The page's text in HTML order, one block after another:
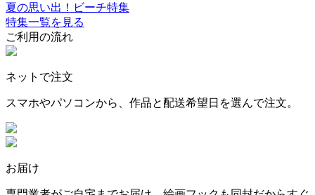
夏の思い出！ビーチ特集
特集一覧を見る
ご利用の流れ
ネットで注文
スマホやパソコンから、作品と配送希望日を選んで注文。
お届け